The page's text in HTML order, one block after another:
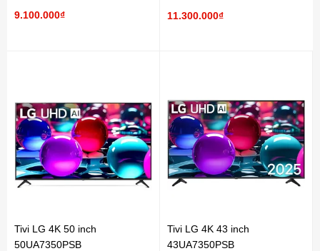
9.100.000₫ 11.300.000₫
Tivi LG 4K 50 inch
50UA7350PSB
Tivi LG 4K 43 inch
43UA7350PSB